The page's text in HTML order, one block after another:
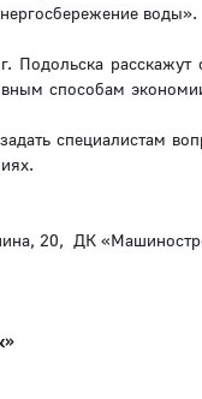
воды».
Подольска
способам
специалистам
20, ДК